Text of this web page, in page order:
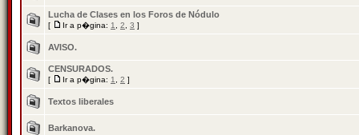
Lucha de Clases en los Foros de Nódulo
[ Ir a p�gina: 1 2 3 ]
AVISO.
CENSURADOS.
[ Ir a p�gina: 1 2 ]
Textos liberales
Barkanova.